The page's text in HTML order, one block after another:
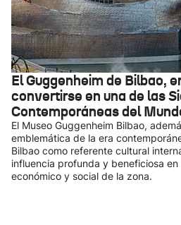
El Guggenheim de Bilbao,
convertirse en una de las
Contemporáneas del
El Museo Guggenheim Bilbao,
emblemática de la era
Bilbao como referente cultural
influencia profunda y beneficiosa
económico y social de la zona.